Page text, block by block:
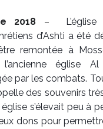
2018 –
d’Ashti a été
remontée à
église
par les combats.
des souvenirs
s’élevait peu à
dons pour